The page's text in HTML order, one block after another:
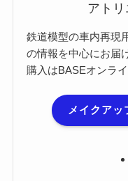
アト
鉄道模型の車内再現
の情報を中心にお届
購入はBASEオンラ
メイクア